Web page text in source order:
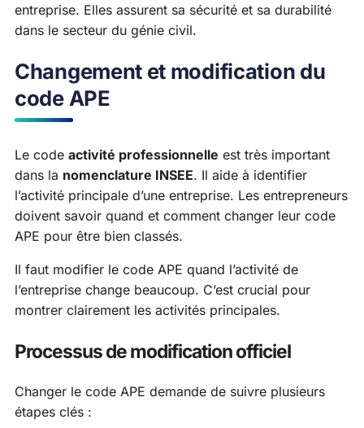
entreprise. Elles assurent sa sécurité et sa durabilité
dans le secteur du génie civil.
Changement et modification du
code APE
Le code activité professionnelle est très important
dans la nomenclature INSEE. Il aide à identifier
l’activité principale d’une entreprise. Les entrepreneurs
doivent savoir quand et comment changer leur code
APE pour être bien classés.
Il faut modifier le code APE quand l’activité de
l’entreprise change beaucoup. C’est crucial pour
montrer clairement les activités principales.
Processus de modification officiel
Changer le code APE demande de suivre plusieurs
étapes clés :